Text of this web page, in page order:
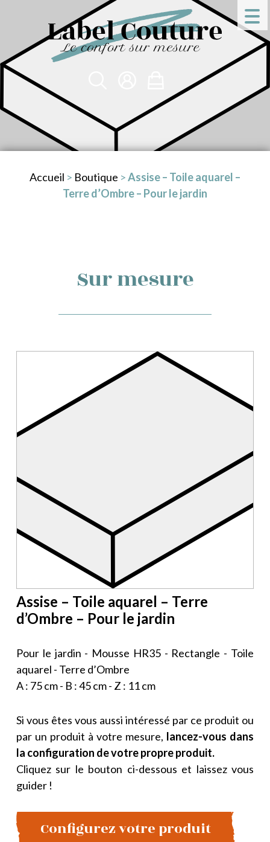
Accueil > Boutique >Assise – Toile aquarel –
Terre d’Ombre – Pour le jardin
Sur mesure
Assise – Toile aquarel – Terre
d’Ombre – Pour le jardin
Pour le jardin - Mousse HR35 - Rectangle - Toile
aquarel - Terre d’Ombre
A : 75 cm - B : 45 cm - Z : 11 cm
Si vous êtes vous aussi intéressé par ce produit ou
par un produit à votre mesure, lancez-vous dans
la configuration de votre propre produit.
Cliquez sur le bouton ci-dessous et laissez vous
guider !
Configurez votre produit